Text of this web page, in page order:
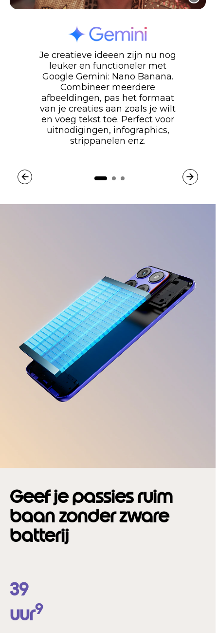
Je creatieve ideeën zijn nu nog
leuker en functioneler met
Google Gemini: Nano Banana.
Combineer meerdere
afbeeldingen, pas het formaat
van je creaties aan zoals je wilt
en voeg tekst toe. Perfect voor
uitnodigingen, infographics,
strippanelen enz.
Geef je passies ruim
baan zonder zware
batterij
39
uur9